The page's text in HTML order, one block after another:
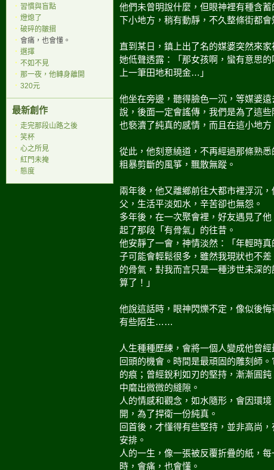
‧ 習慣與盲點
‧ 燈熄了
‧ 破碎的皺摺
‧ 會痛，也會懂。
‧ 選擇
‧ 不如不見
‧ 那一夜，他轉身離開
‧ 320元
最新創作
‧ 走完那段山路之後
‧ 笑杯
‧ 心之所見
‧ 紅門未掩
‧ 態度
他們未曾明說什麼，但眼神裡有種含
下小地方，稍有動靜，不久整條街都
直到某日，鎮上出了名的媒婆突然來
她低聲透露：「那女孩啊，蠻有意思
上一筆田地和現金…」
他坐在旁邊，聽得臉色一沉，等媒婆
說，後面一定會謠傳，我們是為了這
也褻瀆了純真的感情，而且在這小地方
從此，他刻意繞道，不再經過那條熟
粗暴剪斷的風箏，飄散無蹤。
兩年後，他又離鄉前往大都市裡浮沉
父，生活平淡如水，辛苦卻也無怨。
多年後，在一次聚會裡，好友遇見了
起了那段「有骨氣」的往昔。
他安靜了一會，神情淡然：「年輕時
子可能會輕鬆很多，雖然我現狀也不
的骨氣，對我而言只是一種涉世未深
算了！」
他說這話時，眼神閃爍不定，像似後
有些陌生……
人生種種歷練，會將一個人變成他曾
回頭的機會。時間是最頑固的雕刻師
的痕；曾經銳利如刃的堅持，漸漸圓
中磨出微微的縫隙。
人的情感和觀念，如水隨形，會因環
開，為了捍衛一份純真。
回首後，才懂得有些堅持，並非高尚
安排。
人的一生，像一張被反覆折疊的紙，
時，會痛，也會懂。